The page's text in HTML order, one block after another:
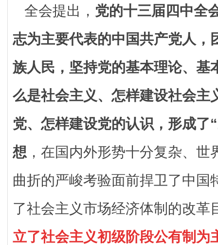
全会提出， 党的十三届四中全
志为主要代表的中国共产党人，
族人民，坚持党的基本理论、基
么是社会主义、怎样建设社会主
党、怎样建设党的认识，形成了
想 ，在国内外形势十分复杂、
曲折的严峻考验面前捍卫了中国
了社会主义市场经济体制的改革
立了社会主义初级阶段公有制为